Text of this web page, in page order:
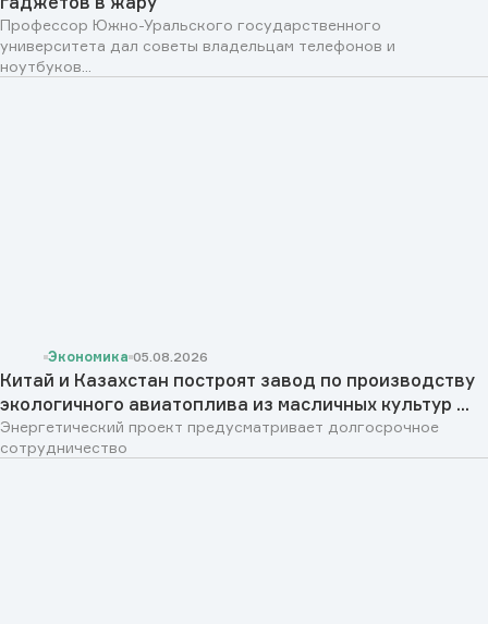
Профессор Южно-Уральского государственного
университета дал советы владельцам телефонов и
ноутбуков...
Экономика 05.08.2026
Китай и Казахстан построят завод по производству
экологичного авиатоплива из масличных культур ...
Энергетический проект предусматривает долгосрочное
сотрудничество